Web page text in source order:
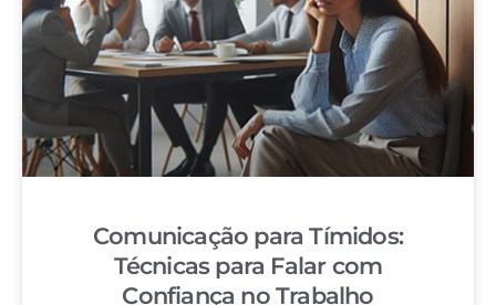
Comunicação para Tímidos:
Técnicas para Falar com
Confiança no Trabalho